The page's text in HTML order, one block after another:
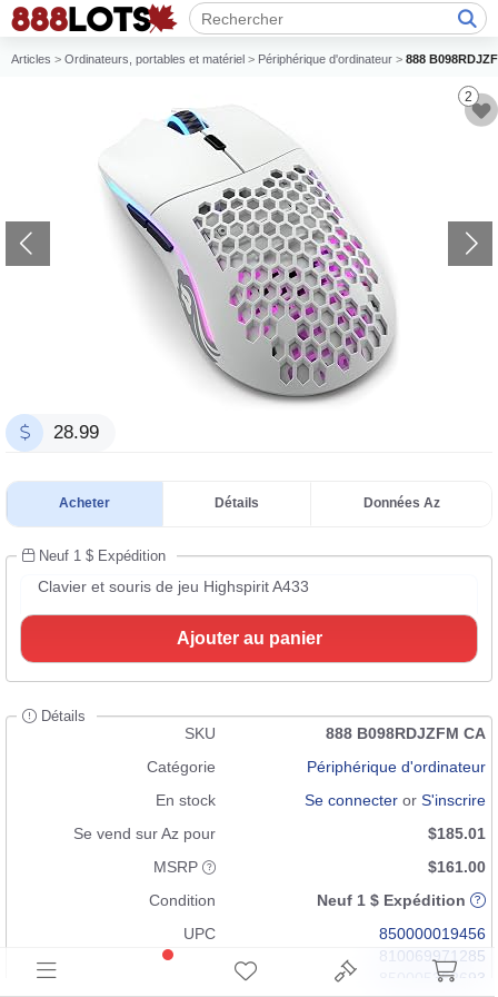
Articles > Ordinateurs, portables et matériel > Périphérique d'ordinateur > 888
2
28.99
Acheter Détails Données Az
Neuf 1 $ Expédition
Clavier et souris de jeu Highspirit A433
Ajouter au panier
Détails
SKU
888 B098RDJZFM CA
Catégorie
Périphérique d'ordinateur
En stock
Se connecter or S'inscrire
Se vend sur Az pour
$185.01
MSRP
$161.00
Condition
Neuf 1 $ Expédition
UPC
850000019456
810069971285
850005352693